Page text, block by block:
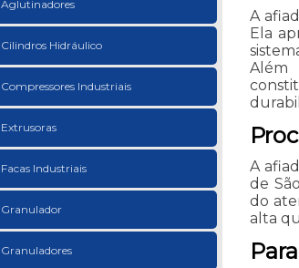
Aglutinadores
Cilindros Hidráulico
Compressores Industriais
Extrusoras
Facas Industriais
Granulador
Granuladores
A
Ela
Além
A
de
do
alta